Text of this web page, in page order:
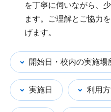
を丁寧に伺いながら、
ます。ご理解とご協力
げます。
開始日・校内の実施場
実施日 利用